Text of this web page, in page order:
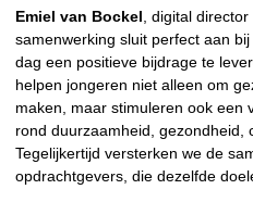
Emiel van Bockel , digital
samenwerking sluit perfect aan
dag een positieve bijdrage te
helpen jongeren niet alleen om
maken, maar stimuleren ook een
rond duurzaamheid, gezondheid,
Tegelijkertijd versterken we de
opdrachtgevers, die dezelfde